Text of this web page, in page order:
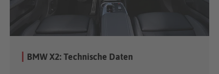
BMW X2: Technische Daten